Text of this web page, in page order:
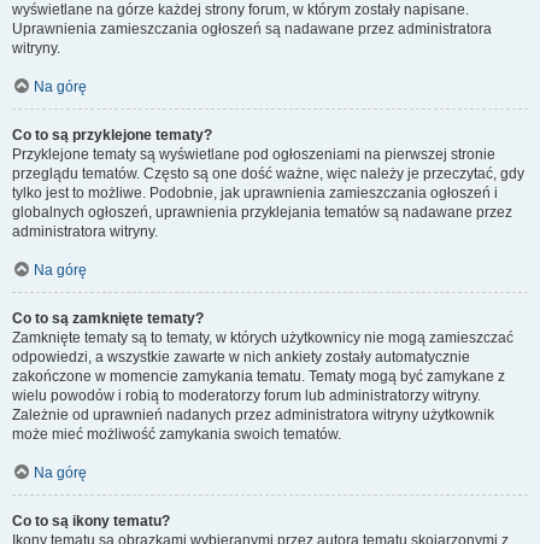
wyświetlane na górze każdej strony forum, w którym zostały napisane.
Uprawnienia zamieszczania ogłoszeń są nadawane przez administratora
witryny.
Na górę
Co to są przyklejone tematy?
Przyklejone tematy są wyświetlane pod ogłoszeniami na pierwszej stronie
przeglądu tematów. Często są one dość ważne, więc należy je przeczytać, gdy
tylko jest to możliwe. Podobnie, jak uprawnienia zamieszczania ogłoszeń i
globalnych ogłoszeń, uprawnienia przyklejania tematów są nadawane przez
administratora witryny.
Na górę
Co to są zamknięte tematy?
Zamknięte tematy są to tematy, w których użytkownicy nie mogą zamieszczać
odpowiedzi, a wszystkie zawarte w nich ankiety zostały automatycznie
zakończone w momencie zamykania tematu. Tematy mogą być zamykane z
wielu powodów i robią to moderatorzy forum lub administratorzy witryny.
Zależnie od uprawnień nadanych przez administratora witryny użytkownik
może mieć możliwość zamykania swoich tematów.
Na górę
Co to są ikony tematu?
Ikony tematu są obrazkami wybieranymi przez autora tematu skojarzonymi z